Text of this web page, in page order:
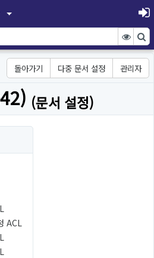
돌아가기 다중 문서 설정 관리자
(문서 설정)
ACL